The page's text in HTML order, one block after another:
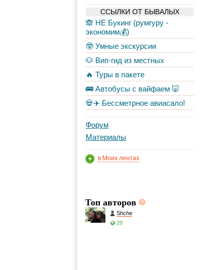
ССЫЛКИ ОТ БЫВАЛЫХ
🙈 НЕ Букинг (румгуру -
экономим💰)
🤓 Умные экскурсии
🐶 Вип-гид из местных
🔥 Туры в пакете
🚌 Автобусы с вайфаем 🐷
💀✈️ Бессметрное авиасало!
Форум
Материалы
в Моих лентах
Топ авторов
Shche
29